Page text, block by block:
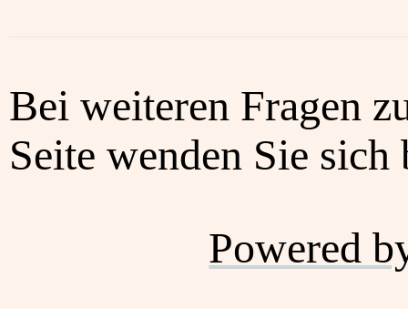
Bei weiteren Fragen
Seite wenden Sie
Powered